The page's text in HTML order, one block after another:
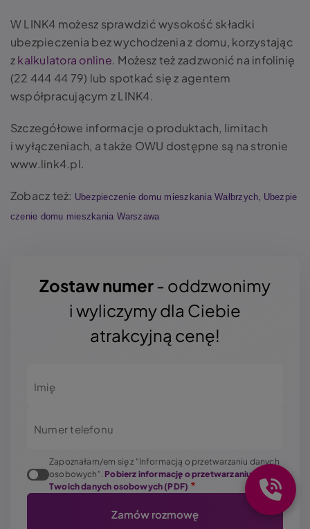
W LINK4 możesz sprawdzić wysokość składki
ubezpieczenia bez wychodzenia z domu, korzystając
zkalkulatora online. Możesz też zadzwonić na infolinię
(22 444 44 79) lub spotkać się z agentem
współpracującym z LINK4.
Szczegółowe informacje o produktach, limitach
i wyłączeniach, a także OWU dostępne są na stronie
www.link4.pl.
Zobacz też: Ubezpieczenie domu mieszkania Wałbrzych, Ubezpie
czenie domu mieszkania Warszawa
Zostaw numer- oddzwonimy
i wyliczymy dla Ciebie
atrakcyjną cenę!
Imię
Numer telefonu
Zapoznałam/em się z "Informacją o przetwarzaniu danych
osobowych". Pobierz informację o przetwarzaniu
Twoich danych osobowych (PDF)